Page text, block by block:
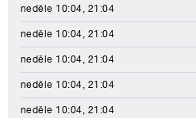
neděle 10:04, 21:04
neděle 10:04, 21:04
neděle 10:04, 21:04
neděle 10:04, 21:04
neděle 10:04, 21:04